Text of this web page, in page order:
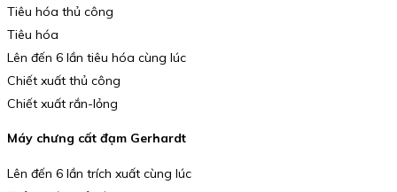
Tiêu hóa thủ công
Tiêu hóa
Lên đến 6 lần tiêu hóa cùng lúc
Chiết xuất thủ công
Chiết xuất rắn-lỏng
Máy chưng cất đạm Gerhardt
Lên đến 6 lần trích xuất cùng lúc